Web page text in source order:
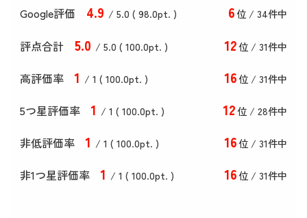
Google評価 4.9 / 5.0 ( 98.0pt. ) 6位 / 34件中
評点合計 5.0 / 5.0 ( 100.0pt. ) 12位 / 31件中
高評価率 1 / 1 ( 100.0pt. ) 16位 / 31件中
5つ星評価率 1 / 1 ( 100.0pt. ) 12位 / 28件中
非低評価率 1 / 1 ( 100.0pt. ) 16位 / 31件中
非1つ星評価率 1 / 1 ( 100.0pt. ) 16位 / 31件中